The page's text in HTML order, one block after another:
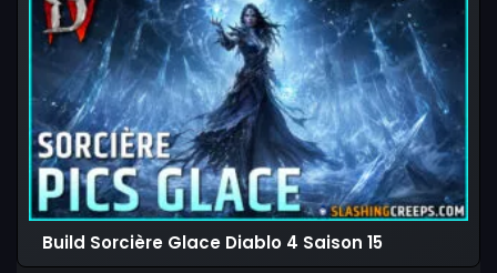
Build Sorcière Glace Diablo 4 Saison 15